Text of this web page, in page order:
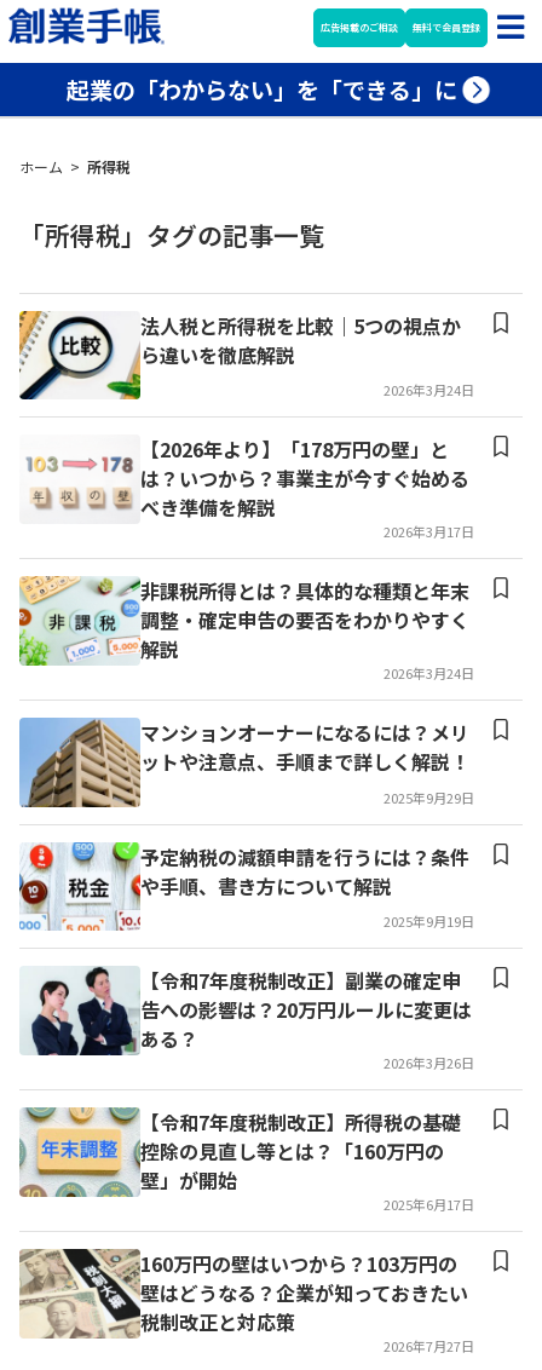
広告掲載のご相談 無料で会員登録
起業の「わからない」を「できる」に
ホーム > 所得税
「所得税」タグの記事一覧
法人税と所得税を比較｜5つの視点か
ら違いを徹底解説
2026年3月24日
【2026年より】「178万円の壁」と
は？いつから？事業主が今すぐ始める
べき準備を解説
2026年3月17日
非課税所得とは？具体的な種類と年末
調整・確定申告の要否をわかりやすく
解説
2026年3月24日
マンションオーナーになるには？メリ
ットや注意点、手順まで詳しく解説！
2025年9月29日
予定納税の減額申請を行うには？条件
や手順、書き方について解説
2025年9月19日
【令和7年度税制改正】副業の確定申
告への影響は？20万円ルールに変更は
ある？
2026年3月26日
【令和7年度税制改正】所得税の基礎
控除の見直し等とは？「160万円の
壁」が開始
2025年6月17日
160万円の壁はいつから？103万円の
壁はどうなる？企業が知っておきたい
税制改正と対応策
2026年7月27日